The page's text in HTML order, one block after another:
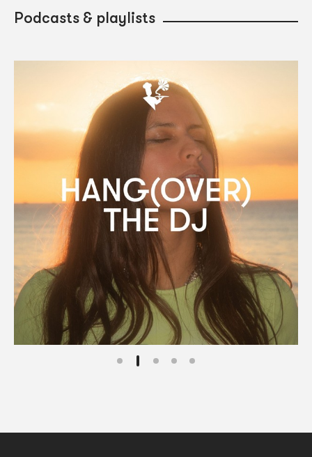
Podcasts & playlists